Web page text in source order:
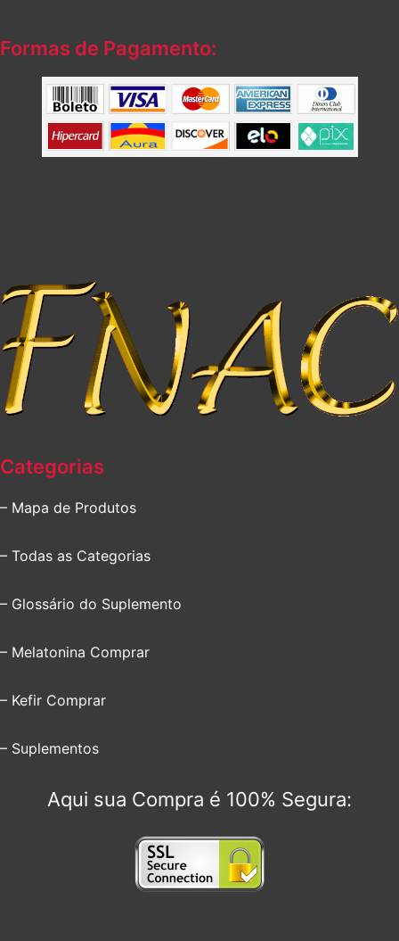
Formas de Pagamento:
Categorias
– Mapa de Produtos
– Todas as Categorias
– Glossário do Suplemento
– Melatonina Comprar
– Kefir Comprar
– Suplementos
Aqui sua Compra é 100% Segura: